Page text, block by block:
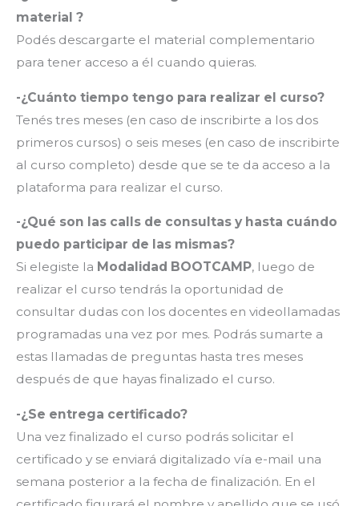
material ?
Podés descargarte el material complementario
para tener acceso a él cuando quieras.
-¿Cuánto tiempo tengo para realizar el curso?
Tenés tres meses (en caso de inscribirte a los dos
primeros cursos) o seis meses (en caso de inscribirte
al curso completo) desde que se te da acceso a la
plataforma para realizar el curso.
-¿Qué son las calls de consultas y hasta cuándo
puedo participar de las mismas?
Si elegiste la Modalidad BOOTCAMP, luego de
realizar el curso tendrás la oportunidad de
consultar dudas con los docentes en videollamadas
programadas una vez por mes. Podrás sumarte a
estas llamadas de preguntas hasta tres meses
después de que hayas finalizado el curso.
-¿Se entrega certificado?
Una vez finalizado el curso podrás solicitar el
certificado y se enviará digitalizado vía e-mail una
semana posterior a la fecha de finalización. En el